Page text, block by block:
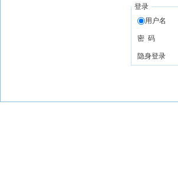
登录
用户名
密 码
隐身登录